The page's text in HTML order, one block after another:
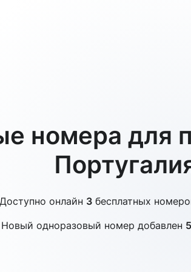
номера для
Доступно онлайн 3 бесплатных
Новый одноразовый номер добавлен